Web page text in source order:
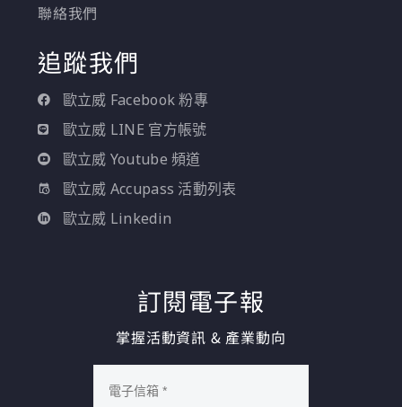
聯絡我們
追蹤我們
歐立威 Facebook 粉專
歐立威 LINE 官方帳號
歐立威 Youtube 頻道
歐立威 Accupass 活動列表
歐立威 Linkedin
訂閱電子報
掌握活動資訊 & 產業動向